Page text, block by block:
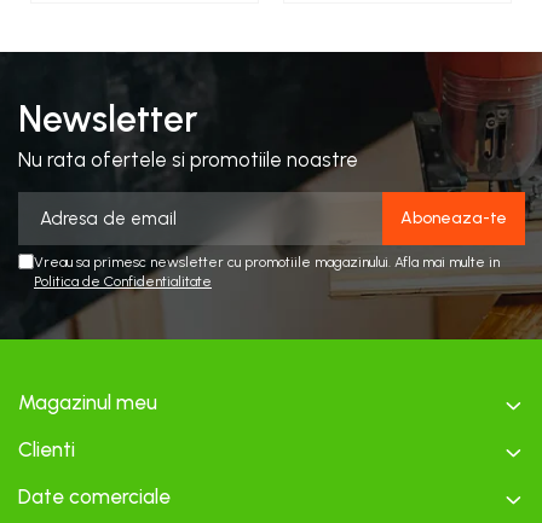
Newsletter
Nu rata ofertele si promotiile noastre
Vreau sa primesc newsletter cu promotiile magazinului. Afla mai multe in
Politica de Confidentialitate
Magazinul meu
Clienti
Date comerciale